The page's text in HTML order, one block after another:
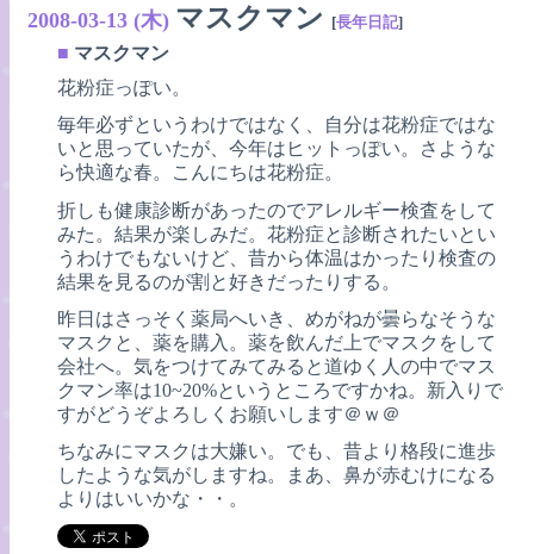
2008-03-13 (木) マスクマン [長年日記]
■ マスクマン
花粉症っぽい。
毎年必ずというわけではなく、自分は花粉症ではな
いと思っていたが、今年はヒットっぽい。さような
ら快適な春。こんにちは花粉症。
折しも健康診断があったのでアレルギー検査をして
みた。結果が楽しみだ。花粉症と診断されたいとい
うわけでもないけど、昔から体温はかったり検査の
結果を見るのが割と好きだったりする。
昨日はさっそく薬局へいき、めがねが曇らなそうな
マスクと、薬を購入。薬を飲んだ上でマスクをして
会社へ。気をつけてみてみると道ゆく人の中でマス
クマン率は10~20%というところですかね。新入りで
すがどうぞよろしくお願いします＠ｗ＠
ちなみにマスクは大嫌い。でも、昔より格段に進歩
したような気がしますね。まあ、鼻が赤むけになる
よりはいいかな・・。